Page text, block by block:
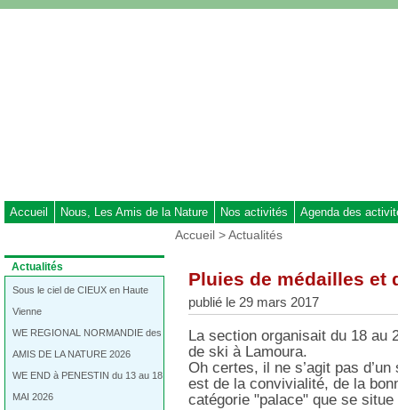
à
la
Accueil Nous, Les Amis de la Nature Nos activités Agenda des
Dans
la
rubrique
Actualités
Sous le ciel de CIEUX en Haute
Vienne
WE REGIONAL NORMANDIE des
AMIS DE LA NATURE 2026
WE END à PENESTIN du 13 au 18
MAI 2026
Vous
Accueil >Actualités
Pluies de médailles et
publié le 29 mars 2017
La section organisait du 18 au
de ski à Lamoura.
Oh certes, il ne s’agit pas
est de la convivialité, de la
catégorie "palace" que se